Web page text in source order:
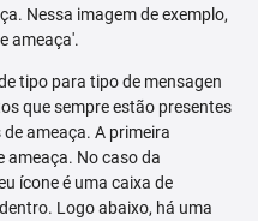
Nessa imagem de exemplo,
ameaça'.
tipo para tipo de mensagen
que sempre estão presentes
ameaça. A primeira
ameaça. No caso da
ícone é uma caixa de
Logo abaixo, há uma